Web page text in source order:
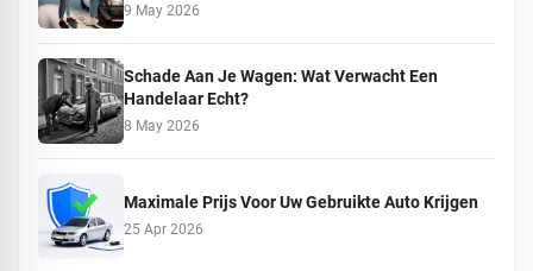
9 May 2026
Schade Aan Je Wagen: Wat Verwacht Een
Handelaar Echt?
8 May 2026
Maximale Prijs Voor Uw Gebruikte Auto Krijgen
25 Apr 2026